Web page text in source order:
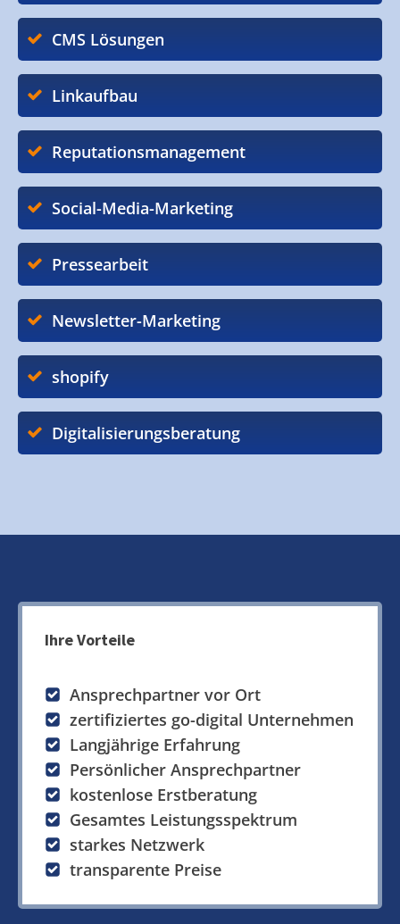
CMS Lösungen
Linkaufbau
Reputationsmanagement
Social-Media-Marketing
Pressearbeit
Newsletter-Marketing
shopify
Digitalisierungsberatung
Ihre Vorteile
Ansprechpartner vor Ort
zertifiziertes go-digital Unternehmen
Langjährige Erfahrung
Persönlicher Ansprechpartner
kostenlose Erstberatung
Gesamtes Leistungsspektrum
starkes Netzwerk
transparente Preise